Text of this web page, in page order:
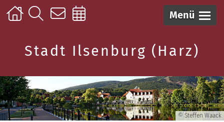
Menü
Stadt Ilsenburg (Harz)
© Steffen Waack